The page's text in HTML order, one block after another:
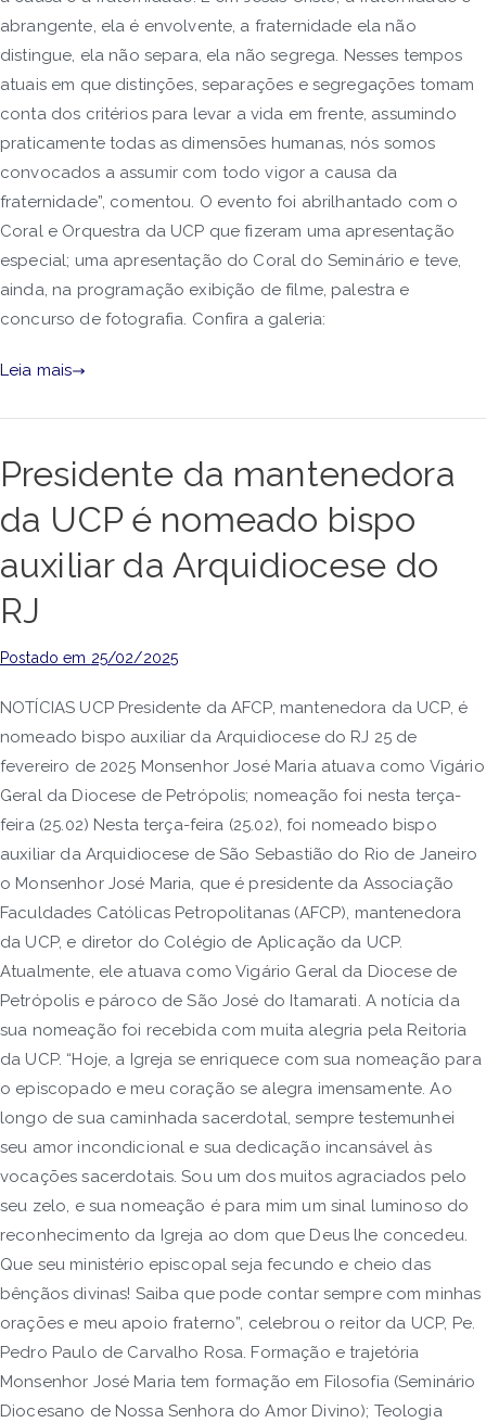
abrangente, ela é envolvente, a fraternidade ela não
distingue, ela não separa, ela não segrega. Nesses tempos
atuais em que distinções, separações e segregações tomam
conta dos critérios para levar a vida em frente, assumindo
praticamente todas as dimensões humanas, nós somos
convocados a assumir com todo vigor a causa da
fraternidade”, comentou. O evento foi abrilhantado com o
Coral e Orquestra da UCP que fizeram uma apresentação
especial; uma apresentação do Coral do Seminário e teve,
ainda, na programação exibição de filme, palestra e
concurso de fotografia. Confira a galeria:
Leia mais
Presidente da mantenedora
da UCP é nomeado bispo
auxiliar da Arquidiocese do
RJ
Postado em 25/02/2025
NOTÍCIAS UCP Presidente da AFCP, mantenedora da UCP, é
nomeado bispo auxiliar da Arquidiocese do RJ 25 de
fevereiro de 2025 Monsenhor José Maria atuava como Vigário
Geral da Diocese de Petrópolis; nomeação foi nesta terça-
feira (25.02) Nesta terça-feira (25.02), foi nomeado bispo
auxiliar da Arquidiocese de São Sebastião do Rio de Janeiro
o Monsenhor José Maria, que é presidente da Associação
Faculdades Católicas Petropolitanas (AFCP), mantenedora
da UCP, e diretor do Colégio de Aplicação da UCP.
Atualmente, ele atuava como Vigário Geral da Diocese de
Petrópolis e pároco de São José do Itamarati. A notícia da
sua nomeação foi recebida com muita alegria pela Reitoria
da UCP. “Hoje, a Igreja se enriquece com sua nomeação para
o episcopado e meu coração se alegra imensamente. Ao
longo de sua caminhada sacerdotal, sempre testemunhei
seu amor incondicional e sua dedicação incansável às
vocações sacerdotais. Sou um dos muitos agraciados pelo
seu zelo, e sua nomeação é para mim um sinal luminoso do
reconhecimento da Igreja ao dom que Deus lhe concedeu.
Que seu ministério episcopal seja fecundo e cheio das
bênçãos divinas! Saiba que pode contar sempre com minhas
orações e meu apoio fraterno”, celebrou o reitor da UCP, Pe.
Pedro Paulo de Carvalho Rosa. Formação e trajetória
Monsenhor José Maria tem formação em Filosofia (Seminário
Diocesano de Nossa Senhora do Amor Divino); Teologia